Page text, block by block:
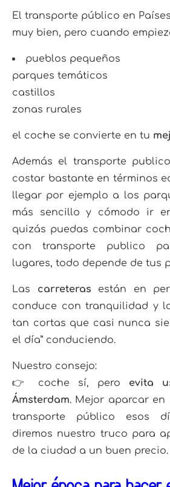
El transporte público en
muy bien, pero cuando
pueblos pequeños
parques temáticos
castillos
zonas rurales
el coche se convierte en tu
Además el transporte
costar bastante en términos
llegar por ejemplo a los
más sencillo y cómodo ir
quizás puedas combinar
con transporte publico
lugares, todo depende de tus
Las carreteras están en
conduce con tranquilidad y
tan cortas que casi nunca
el día” conduciendo.
Nuestro consejo:
👉 coche sí, pero evita
Ámsterdam. Mejor aparcar en
transporte público esos
diremos nuestro truco para
de la ciudad a un buen precio.